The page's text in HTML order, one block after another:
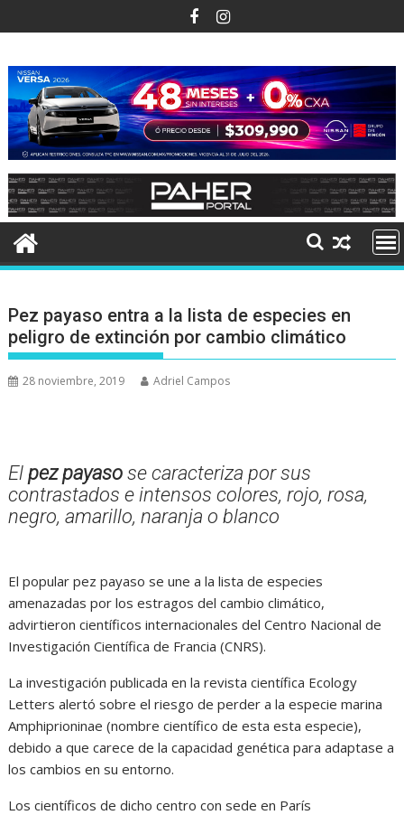
al
Pez payaso entra a la lista de especies en
peligro de extinción por cambio climático
28 noviembre, 2019 Adriel Campos
Elpez payaso se caracteriza por sus
contrastados e intensos colores, rojo, rosa,
negro, amarillo, naranja o blanco
El popular pez payaso se une a la lista de especies
amenazadas por los estragos del cambio climático,
advirtieron científicos internacionales del Centro Nacional de
Investigación Científica de Francia (CNRS).
La investigación publicada en la revista científica Ecology
Letters alertó sobre el riesgo de perder a la especie marina
Amphiprioninae (nombre científico de esta esta especie),
debido a que carece de la capacidad genética para adaptase a
los cambios en su entorno.
Los científicos de dicho centro con sede en París